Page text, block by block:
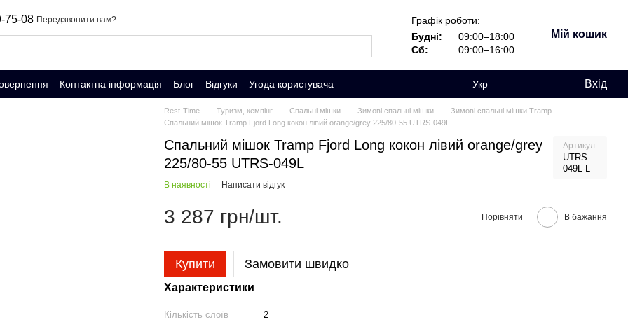
75-08 Передзвонити вам?
Графік роботи:
Будні:
09:00–18:00
Сб:
09:00–16:00
Мій кошик
Контактна інформація Блог Відгуки Угода користувача Укр Вхід
Rest-Time Туризм, кемпінг Спальні мішки Зимові спальні мішки
Зимові спальні мішки Tramp
Спальний мішок Tramp Fjord Long кокон лівий orange/grey 225/80-55 UTRS-049L
Спальний мішок Tramp Fjord Long кокон лівий orange/grey
225/80-55 UTRS-049L
Артикул
UTRS-
049L-L
В наявності Написати відгук
3 287 грн/шт. Порівняти В бажання
Купити Замовити швидко
Характеристики
Кількість слоїв
2